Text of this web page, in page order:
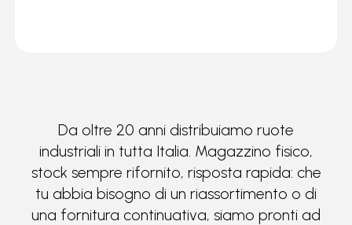
Da oltre 20 anni distribuiamo ruote
industriali in tutta Italia. Magazzino fisico,
stock sempre rifornito, risposta rapida: che
tu abbia bisogno di un riassortimento o di
una fornitura continuativa, siamo pronti ad